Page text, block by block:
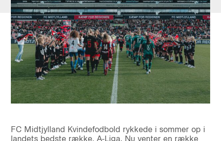
FC Midtjylland Kvindefodbold rykkede i sommer op i
landets bedste række, A-Liga. Nu venter en række